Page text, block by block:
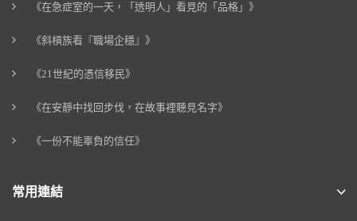
《在急症室的一天，「透明人」看見的「品格」》
《斜槓族看『職場企穩』》
《21世紀的憑信移民》
《在安靜中找回步伐，在故事裡聽見名字》
《一份不能辜負的信任》
常用連結